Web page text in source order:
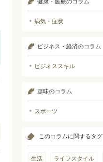
健康・医療のコラム
病気・症状
ビジネス・経済のコラム
ビジネススキル
趣味のコラム
スポーツ
このコラムに関するタグ
生活 ライフスタイル